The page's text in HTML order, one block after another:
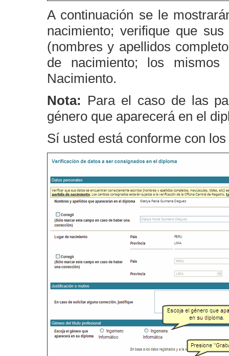
A continuación se le
nacimiento; verifique que
(nombres y apellidos
de nacimiento; los
Nacimiento.
Nota: Para el caso de las
género que aparecerá en el
Sí usted está conforme con